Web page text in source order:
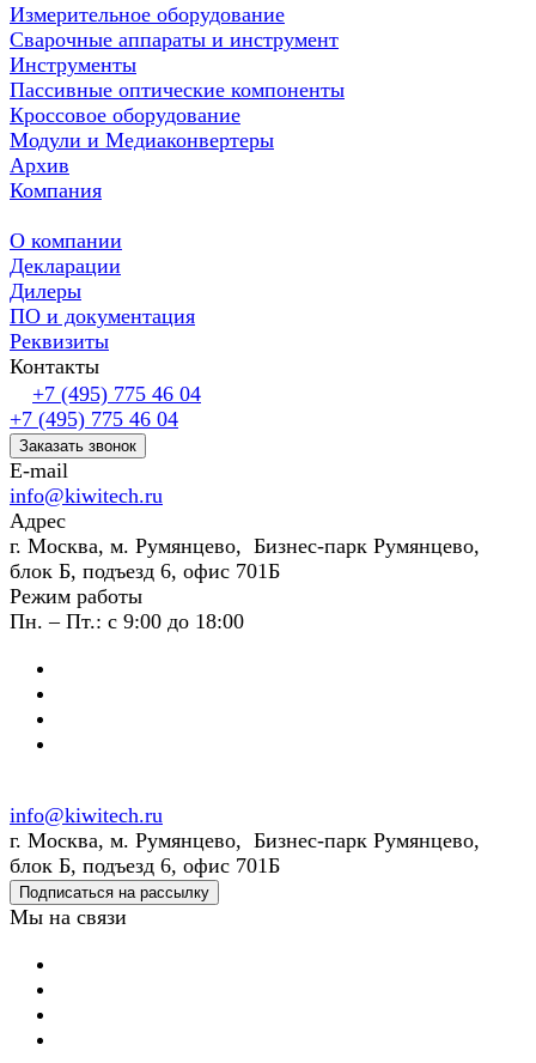
Измерительное оборудование
Сварочные аппараты и инструмент
Инструменты
Пассивные оптические компоненты
Кроссовое оборудование
Модули и Медиаконвертеры
Архив
Компания
О компании
Декларации
Дилеры
ПО и документация
Реквизиты
Контакты
+7 (495) 775 46 04
+7 (495) 775 46 04
Заказать звонок
E-mail
info@kiwitech.ru
Адрес
г. Москва, м. Румянцево, Бизнес-парк Румянцево,
блок Б, подъезд 6, офис 701Б
Режим работы
Пн. – Пт.: с 9:00 до 18:00
info@kiwitech.ru
г. Москва, м. Румянцево, Бизнес-парк Румянцево,
блок Б, подъезд 6, офис 701Б
Подписаться на рассылку
Мы на связи